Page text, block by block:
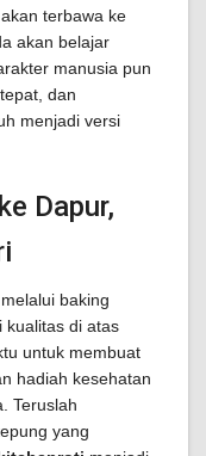
terbawa ke
akan belajar
manusia pun
dan
menjadi versi
Dapur,
melalui baking
kualitas di atas
untuk membuat
hadiah kesehatan
Teruslah
yang